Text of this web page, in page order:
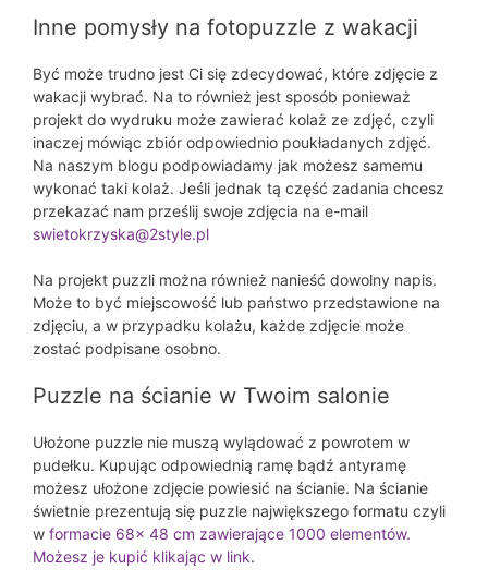
Inne pomysły na fotopuzzle z wakacji
Być może trudno jest Ci się zdecydować, które zdjęcie z
wakacji wybrać. Na to również jest sposób ponieważ
projekt do wydruku może zawierać kolaż ze zdjęć, czyli
inaczej mówiąc zbiór odpowiednio poukładanych zdjęć.
Na naszym blogu podpowiadamy jak możesz samemu
wykonać taki kolaż. Jeśli jednak tą część zadania chcesz
przekazać nam prześlij swoje zdjęcia na e-mail
swietokrzyska@2style.pl
Na projekt puzzli można również nanieść dowolny napis.
Może to być miejscowość lub państwo przedstawione na
zdjęciu, a w przypadku kolażu, każde zdjęcie może
zostać podpisane osobno.
Puzzle na ścianie w Twoim salonie
Ułożone puzzle nie muszą wylądować z powrotem w
pudełku. Kupując odpowiednią ramę bądź antyramę
możesz ułożone zdjęcie powiesić na ścianie. Na ścianie
świetnie prezentują się puzzle największego formatu czyli
w formacie 68x 48 cm zawierające 1000 elementów.
Możesz je kupić klikając w link.